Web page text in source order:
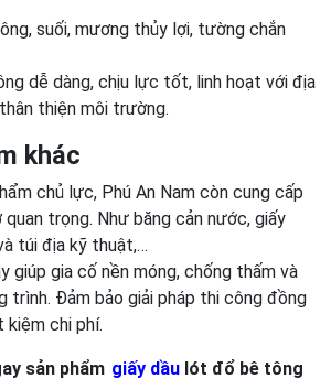
suối, mương thủy lợi, tường chắn
dễ dàng, chịu lực tốt, linh hoạt với địa
thiện môi trường.
khác
chủ lực, Phú An Nam còn cung cấp
trọng. Như băng cản nước, giấy
túi địa kỹ thuật,…
giúp gia cố nền móng, chống thấm và
trình. Đảm bảo giải pháp thi công đồng
kiệm chi phí.
sản phẩm giấy dầu lót đổ bê tông